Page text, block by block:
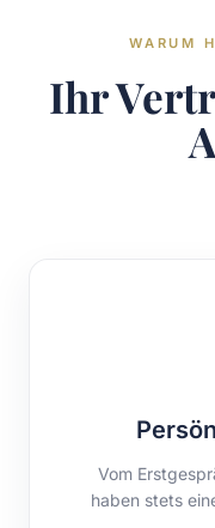
WARUM
Ihr
Vom
haben stets